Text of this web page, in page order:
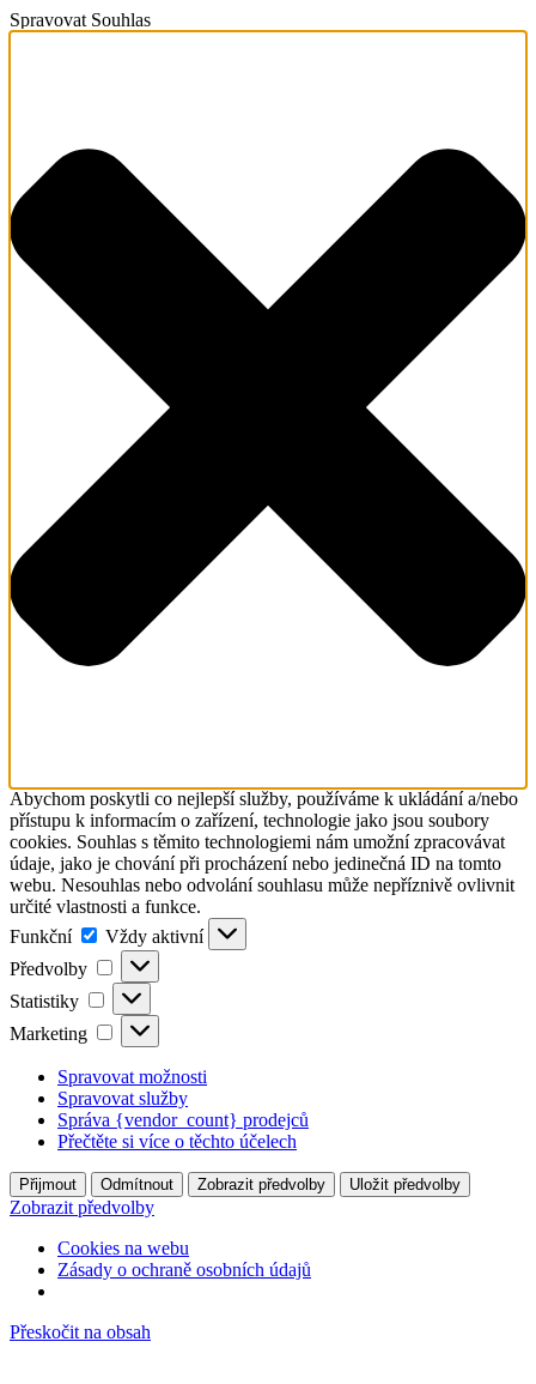
Spravovat Souhlas
Abychom poskytli co nejlepší služby, používáme k ukládání a/nebo
přístupu k informacím o zařízení, technologie jako jsou soubory
cookies. Souhlas s těmito technologiemi nám umožní zpracovávat
údaje, jako je chování při procházení nebo jedinečná ID na tomto
webu. Nesouhlas nebo odvolání souhlasu může nepříznivě ovlivnit
určité vlastnosti a funkce.
Funkční
Funkční
Vždy aktivní
Předvolby
Předvolby
Statistiky Statistiky
Marketing Marketing
Spravovat možnosti
Spravovat služby
Správa {vendor_count} prodejců
Přečtěte si více o těchto účelech
Přijmout Odmítnout Zobrazit předvolby Uložit předvolby
Zobrazit předvolby
Cookies na webu
Zásady o ochraně osobních údajů
Přeskočit na obsah